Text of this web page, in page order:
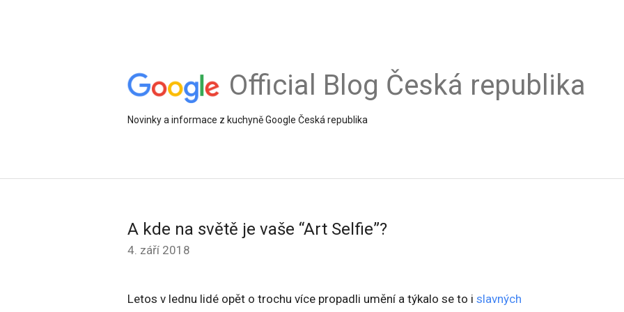
Official Blog Česká republika
Novinky a informace z kuchyně Google Česká republika
A kde na světě je vaše “Art Selfie”?
4. září 2018
Letos v lednu lidé opět o trochu více propadli umění a týkalo se to i slavných